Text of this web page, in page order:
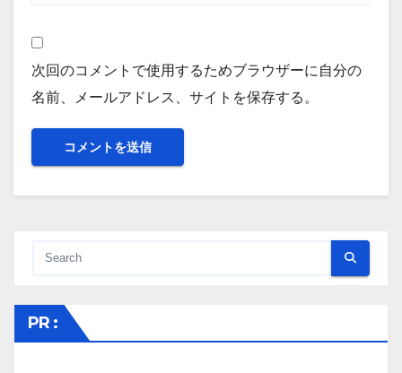
次回のコメントで使用するためブラウザーに自分の
名前、メールアドレス、サイトを保存する。
PR :